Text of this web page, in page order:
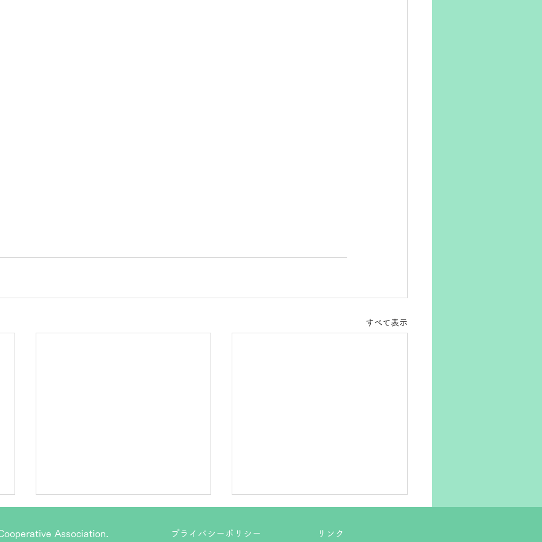
すべて表示
Association. リンク
プライバシーポリシー